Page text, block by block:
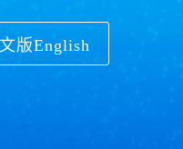
版English